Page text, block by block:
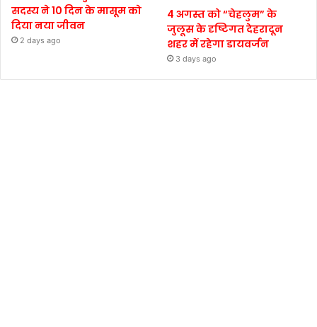
सदस्य ने 10 दिन के मासूम को
दिया नया जीवन
2 days ago
4 अगस्त को “चेहलुम” के
जुलूस के दृष्टिगत देहरादून
शहर में रहेगा डायवर्जन
3 days ago